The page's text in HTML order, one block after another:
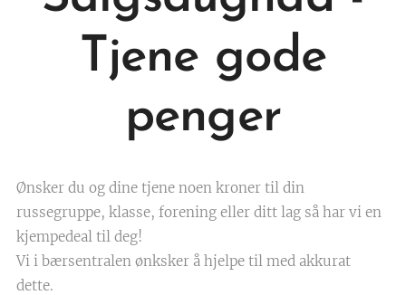
Tjene gode
penger
Ønsker du og dine tjene noen kroner til din
russegruppe, klasse, forening eller ditt lag så har vi en
kjempedeal til deg!
Vi i bærsentralen ønksker å hjelpe til med akkurat
dette.